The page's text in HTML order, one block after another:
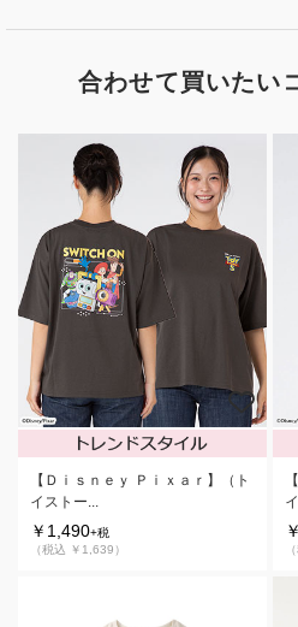
合わせて買いたい
【Ｄｉｓｎｅｙ Ｐｉｘａｒ】（ト
イストー...
￥1,490+税
（税込 ￥1,639）